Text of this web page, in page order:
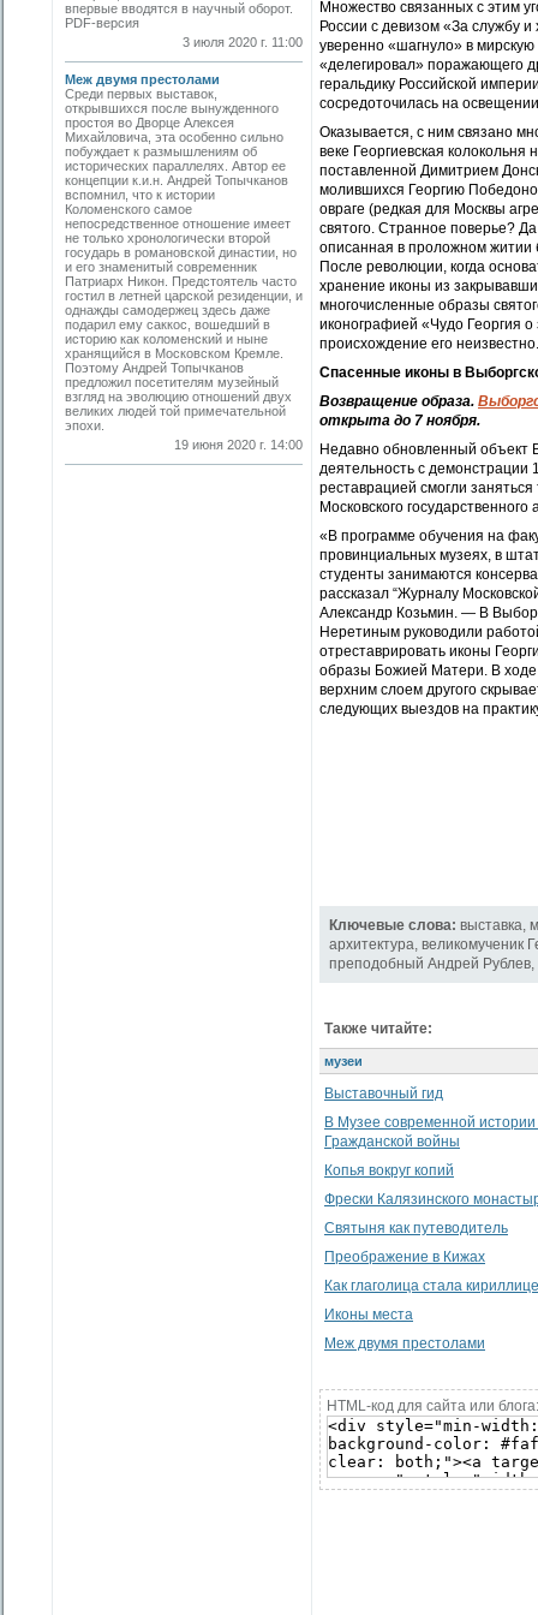
впервые вводятся в научный оборот.
PDF-версия
3 июля 2020 г. 11:00
Меж двумя престолами
Среди первых выставок,
открывшихся после вынужденного
простоя во Дворце Алексея
Михайловича, эта особенно сильно
побуждает к размышлениям об
исторических параллелях. Автор ее
концепции к.и.н. Андрей Топычканов
вспомнил, что к истории
Коломенского самое
непосредственное отношение имеет
не только хронологически второй
государь в романовской династии, но
и его знаменитый современник
Патриарх Никон. Предстоятель часто
гостил в летней царской резиденции, и
однажды самодержец здесь даже
подарил ему саккос, вошедший в
историю как коломенский и ныне
хранящийся в Московском Кремле.
Поэтому Андрей Топычканов
предложил посетителям музейный
взгляд на эволюцию отношений двух
великих людей той примечательной
эпохи.
19 июня 2020 г. 14:00
Множество связанных с этим
России с девизом «За службу
уверенно «шагнуло» в
«делегировал» поражающего
геральдику Российской
сосредоточилась на
Оказывается, с ним связано
веке Георгиевская
поставленной Димитрием
молившихся Георгию
овраге (редкая для Москвы
святого. Странное поверье?
описанная в проложном житии
После революции, когда
хранение иконы из
многочисленные образы
иконографией «Чудо Георгия
происхождение его неизвестно.
Спасенные иконы в
Возвращение образа.
открыта до 7 ноября.
Недавно обновленный объект
деятельность с демонстрации
реставрацией смогли
Московского
«В программе обучения на
провинциальных музеях, в
студенты занимаются
рассказал “Журналу
Александр Козьмин. — В
Неретиным руководили
отреставрировать иконы
образы Божией Матери. В ходе
верхним слоем другого
следующих выездов на
Ключевые слова: выставка,
архитектура, великомученик
преподобный Андрей Рублев,
Также читайте:
музеи
Выставочный гид
В Музее современной
Гражданской войны
Копья вокруг копий
Фрески Калязинского
Святыня как путеводитель
Преображение в Кижах
Как глаголица стала
Иконы места
Меж двумя престолами
HTML-код для сайта или блога: